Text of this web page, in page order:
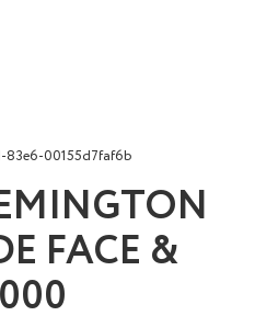
83e6-00155d7faf6b
FACE &